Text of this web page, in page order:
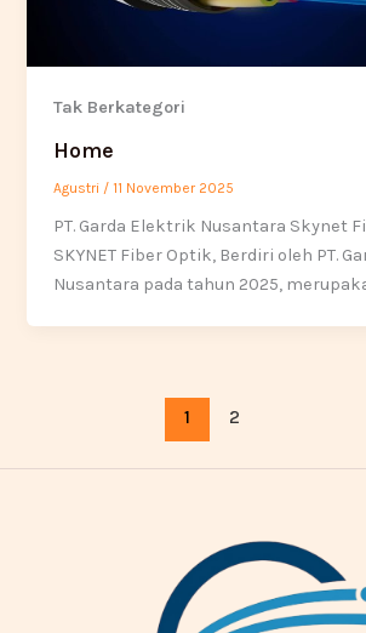
Tak Berkategori
Home
Agustri /11 November 2025
PT. Garda Elektrik Nusantara Skynet
SKYNET Fiber Optik, Berdiri oleh PT.
Nusantara pada tahun 2025,
1 2